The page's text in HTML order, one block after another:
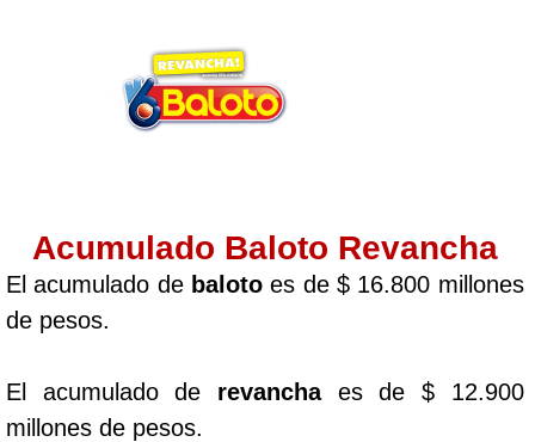
Acumulado Baloto Revancha
El acumulado de balotoes de $ 16.800 millones
de pesos.
El acumulado de revanchaes de $ 12.900
millones de pesos.